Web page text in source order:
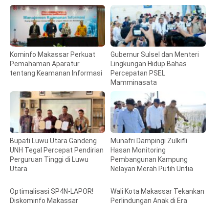
Kominfo Makassar Perkuat
Pemahaman Aparatur
tentang Keamanan Informasi
Gubernur Sulsel dan Menteri
Lingkungan Hidup Bahas
Percepatan PSEL
Mamminasata
Bupati Luwu Utara Gandeng
UNH Tegal Percepat Pendirian
Perguruan Tinggi di Luwu
Utara
Munafri Dampingi Zulkifli
Hasan Monitoring
Pembangunan Kampung
Nelayan Merah Putih Untia
Optimalisasi SP4N-LAPOR!
Diskominfo Makassar
Wali Kota Makassar Tekankan
Perlindungan Anak di Era